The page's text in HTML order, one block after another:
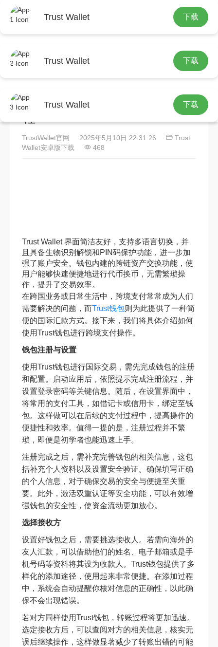
Trust Wallet 下载
Trust Wallet 下载
Trust Wallet 下载
析其注册设置及支付操作流
TrustWallet官网 2025年5月10日 22:31:26
Trust
Wallet安卓版下载
468
Trust Wallet 界面简洁友好，支持多语言切换，并
且具备生物识别解锁和PIN码保护功能，进一步加
强了账户安全。钱包内建的跨链资产交换功能，使
用户能够快速便捷地进行代币换币，无需繁琐操
作，提升了交易效率。
在跨国业务或日常生活中，跨境支付常常成为人们
需要解决的问题，而Trust钱包则为此提供了一种简
便的国际汇款方式。接下来，我们将具体介绍如何
使用Trust钱包进行跨境支付操作。
钱包注册与设置
使用Trust钱包进行国际交易，需先完成钱包的注册
和配置。启动应用后，依照提示完成注册流程，并
设置登录密码等关键信息。随后，在设置界面中，
将常用的支付工具，如借记卡或信用卡，绑定至钱
包。这样做可以在后续的支付过程中，提高操作的
便捷性和效率。值得一提的是，注册过程并不繁
琐，即便是初学者也能迅速上手。
注册完成之后，需补充完善钱包的相关信息，这包
括补充个人资料以及设置安全验证。确保填写正确
的个人信息，对于确保交易的安全与便捷至关重
要。此外，激活双重认证等安全功能，可以有效增
强钱包的安全性，使资金流动更加放心。
选择接收方
设置好钱包之后，需要挑选接收人。若需向海外的
友人汇款，可以借助他们的姓名、电子邮箱或是手
机号码等资料将其设为收款人。Trust钱包提供了多
样化的添加途径，使用起来非常便捷。在添加过程
中，系统会自动提醒你核对信息的正确性，以此确
保不会出现错误。
若对方同样使用Trust钱包，转账过程将更加迅速。
选定接收方后，可以查阅对方的相关信息，核实无
误后继续操作，这样做显著减少了转账出错的可能